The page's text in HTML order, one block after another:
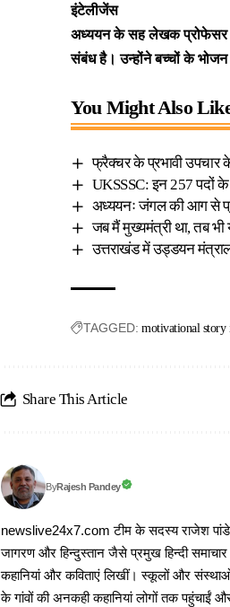
इंटेलीजेंस
अध्ययन के सह लेखक प्रोफेसर
संबंध है। उन्होंने बच्चों के
You Might Also
फ्रैक्चर के प्रभावी
UKSSSC: इन 257 पदों के
अध्ययनः जंगल की आग से
जब मैं मुख्यमंत्री था, तब
उत्तराखंड में उड्डयन
TAGGED: motivational story
Share This Article
ByRajesh Pandey
newslive24x7.com टीम के सदस्य राजेश
जागरण और हिन्दुस्तान जैसे प्रमुख हिन्दी
कहानियां और कविताएं लिखीं। स्कूलों और
के गांवों की अनकही कहानियां लोगों तक पहुंचाईं